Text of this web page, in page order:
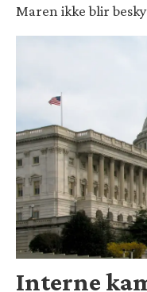
Maren ikke blir
Interne